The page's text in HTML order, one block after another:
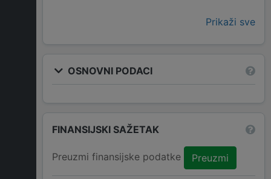
Prikaži sve
OSNOVNI PODACI
FINANSIJSKI SAŽETAK
Preuzmi finansijske podatke Preuzmi